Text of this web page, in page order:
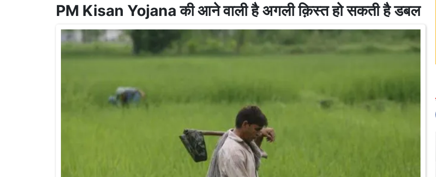
PM Kisan Yojana की आने वाली है अगली क़िस्त हो सकती है डबल